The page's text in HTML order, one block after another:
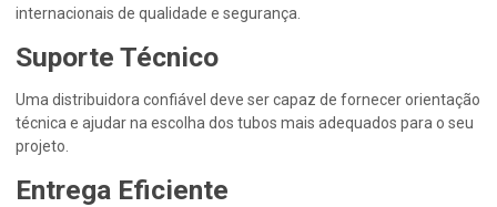
internacionais de qualidade e segurança.
Suporte Técnico
Uma distribuidora confiável deve ser capaz de fornecer orientação
técnica e ajudar na escolha dos tubos mais adequados para o seu
projeto.
Entrega Eficiente